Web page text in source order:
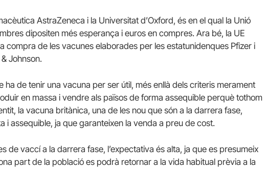
AstraZeneca i la Universitat d’Oxford, és en el qual la Unió
dipositen més esperança i euros en compres. Ara bé, la UE
compra de les vacunes elaborades per les estatunidenques Pfizer i
Johnson.
ha de tenir una vacuna per ser útil, més enllà dels criteris merament
en massa i vendre als països de forma assequible perquè tothom
la vacuna britànica, una de les nou que són a la darrera fase,
i assequible, ja que garanteixen la venda a preu de cost.
de vaccí a la darrera fase, l’expectativa és alta, ja que es presumeix
part de la població es podrà retornar a la vida habitual prèvia a la